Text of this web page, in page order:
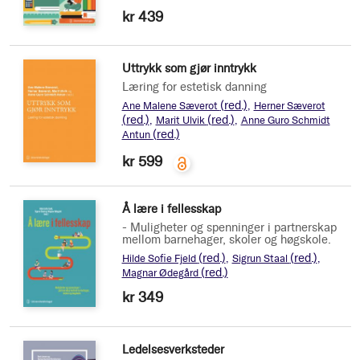
kr 439
Uttrykk som gjør inntrykk
Læring for estetisk danning
Ane Malene Sæverot (red.) Herner Sæverot
(red.) Marit Ulvik (red.) Anne Guro Schmidt
Antun (red.)
kr 599
Å lære i fellesskap
- Muligheter og spenninger i partnerskap
mellom barnehager, skoler og høgskole.
Hilde Sofie Fjeld (red.) Sigrun Staal (red.)
Magnar Ødegård (red.)
kr 349
Ledelsesverksteder